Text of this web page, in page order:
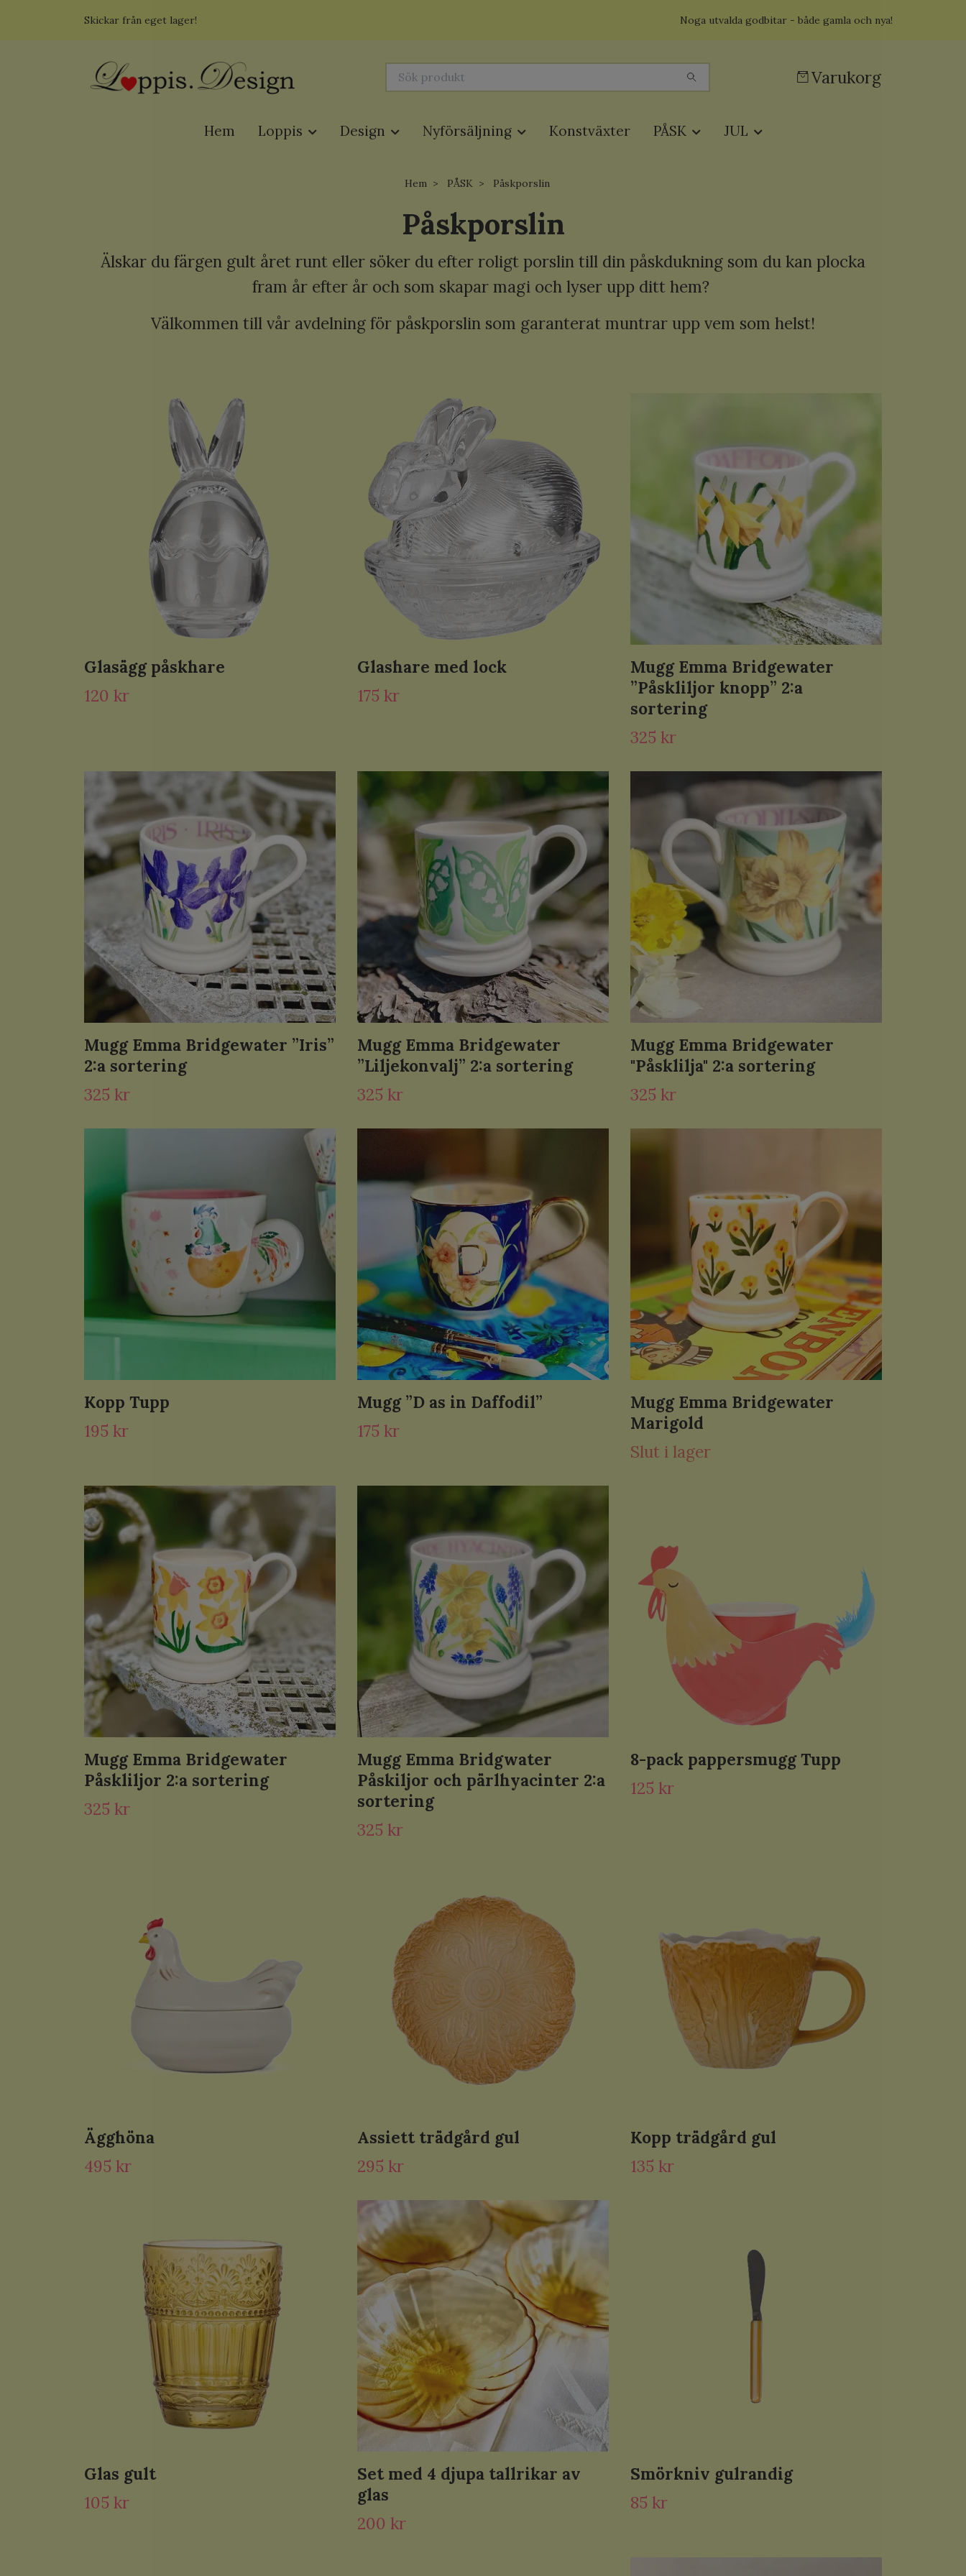
Skickar från eget lager! Noga utvalda godbitar - både gamla och nya!
Varukorg
Hem Loppis Design Nyförsäljning Konstväxter PÅSK JUL
Hem PÅSK Påskporslin
Påskporslin
Älskar du färgen gult året runt eller söker du efter roligt porslin till din påskdukning som du kan plocka
fram år efter år och som skapar magi och lyser upp ditt hem?
Välkommen till vår avdelning för påskporslin som garanterat muntrar upp vem som helst!
Glasägg påskhare
120 kr
Glashare med lock
175 kr
Mugg Emma Bridgewater
”Påskliljor knopp” 2:a
sortering
325 kr
Mugg Emma Bridgewater ”Iris”
2:a sortering
325 kr
Mugg Emma Bridgewater
”Liljekonvalj” 2:a sortering
325 kr
Mugg Emma Bridgewater
"Påsklilja" 2:a sortering
325 kr
Kopp Tupp
195 kr
Mugg ”D as in Daffodil”
175 kr
Mugg Emma Bridgewater
Marigold
Slut i lager
Mugg Emma Bridgewater
Påskliljor 2:a sortering
325 kr
Mugg Emma Bridgwater
Påskiljor och pärlhyacinter 2:a
sortering
325 kr
8-pack pappersmugg Tupp
125 kr
Ägghöna
495 kr
Assiett trädgård gul
295 kr
Kopp trädgård gul
135 kr
Glas gult
105 kr
Set med 4 djupa tallrikar av
glas
200 kr
Smörkniv gulrandig
85 kr